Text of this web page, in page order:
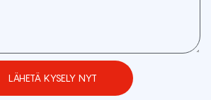
LÄHETÄ KYSELY NYT